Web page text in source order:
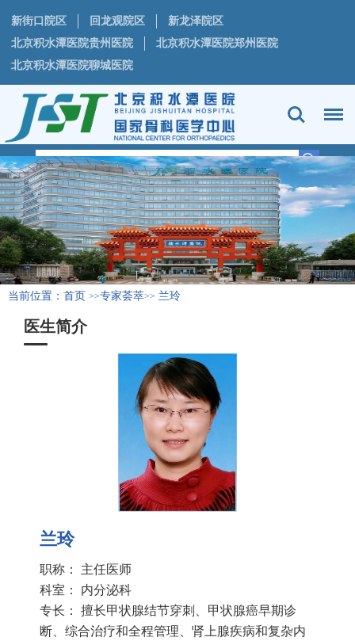
新街口院区 回龙观院区
新龙泽院区
北京积水潭医院贵州医院
北京积水潭医院郑州医院
北京积水潭医院聊城医院
当前位置： 首页 >>专家荟萃>> 兰玲
医生简介
兰玲
职称： 主任医师
科室： 内分泌科
专长： 擅长甲状腺结节穿刺、甲状腺癌早期诊
断、综合治疗和全程管理、肾上腺疾病和复杂内